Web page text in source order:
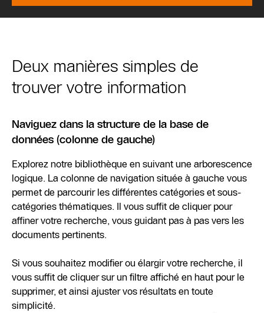
Deux manières simples de
trouver votre information
Naviguez dans la structure de la base de
données (colonne de gauche)
Explorez notre bibliothèque en suivant une arborescence
logique. La colonne de navigation située à gauche vous
permet de parcourir les différentes catégories et sous-
catégories thématiques. Il vous suffit de cliquer pour
affiner votre recherche, vous guidant pas à pas vers les
documents pertinents.
Si vous souhaitez modifier ou élargir votre recherche, il
vous suffit de cliquer sur un filtre affiché en haut pour le
supprimer, et ainsi ajuster vos résultats en toute
simplicité.